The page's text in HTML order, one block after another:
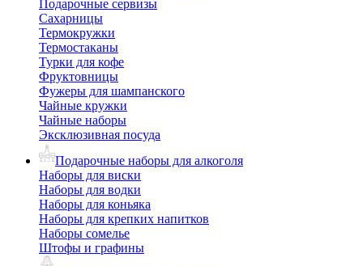
Подарочные сервизы
Сахарницы
Термокружки
Термостаканы
Турки для кофе
Фруктовницы
Фужеры для шампанского
Чайные кружки
Чайные наборы
Эксклюзивная посуда
Подарочные наборы для алкоголя
Наборы для виски
Наборы для водки
Наборы для коньяка
Наборы для крепких напитков
Наборы сомелье
Штофы и графины